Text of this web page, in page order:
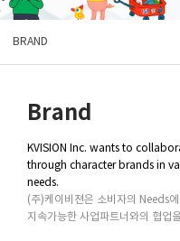
BRAND
Brand
KVISION Inc. wants to
through character brands in
needs.
(주)케이비젼은 소비자의 Needs
지속가능한 사업파트너와의 협업